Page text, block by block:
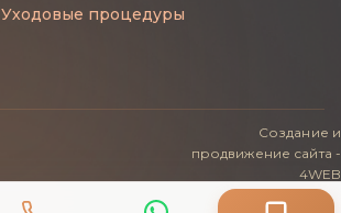
Уходовые процедуры
Создание и
продвижение сайта -
4WEB